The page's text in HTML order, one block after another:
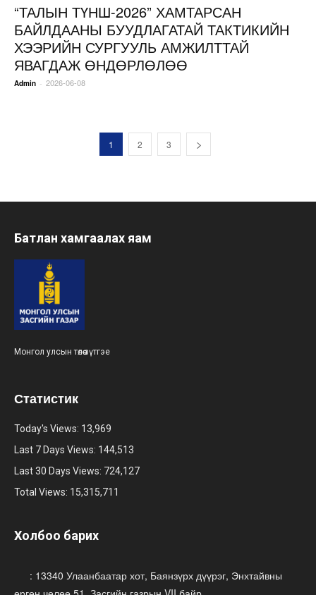
“ТАЛЫН ТҮНШ-2026” ХАМТАРСАН
БАЙЛДААНЫ БУУДЛАГАТАЙ ТАКТИКИЙН
ХЭЭРИЙН СУРГУУЛЬ АМЖИЛТТАЙ
ЯВАГДАЖ ӨНДӨРЛӨЛӨӨ
Admin - 2026-06-08
1 2 3
Батлан хамгаалах яам
Монгол улсын төлөө зүтгэе
Статистик
Today's Views: 13,969
Last 7 Days Views: 144,513
Last 30 Days Views: 724,127
Total Views: 15,315,711
Холбоо барих
: 13340 Улаанбаатар хот, Баянзүрх дүүрэг, Энхтайвны